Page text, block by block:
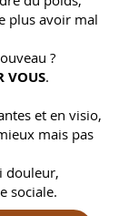
plus avoir mal
?
VOUS.
et en visio,
mais pas
douleur,
sociale.